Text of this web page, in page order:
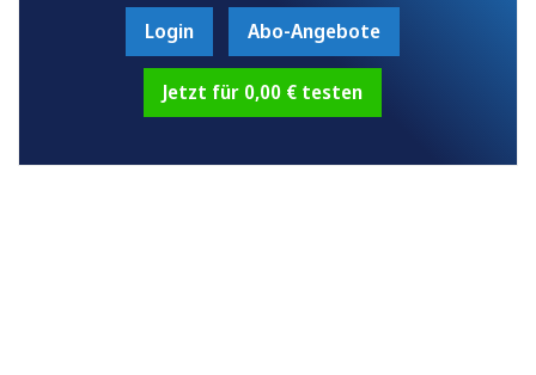
Login Abo-Angebote
Jetzt für 0,00 € testen